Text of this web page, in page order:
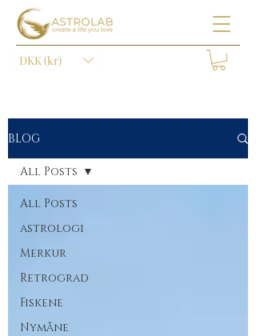
DKK (kr)
BLOG
All Posts
astrologi
Merkur
Retrograd
Fiskene
Nymåne
All Posts